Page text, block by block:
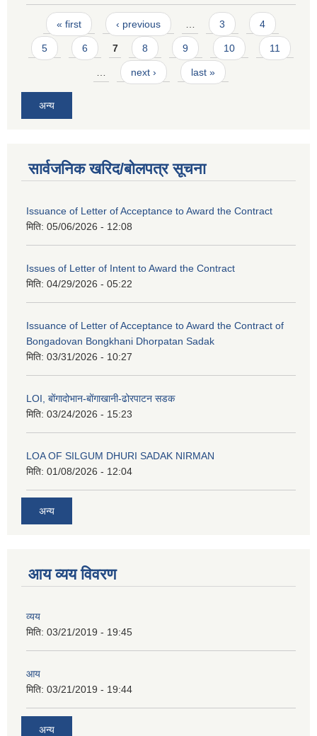
Pages
« first ‹ previous … 3 4
5 6 7 8 9 10 11
… next › last »
अन्य
सार्वजनिक खरिद/बोलपत्र सूचना
Issuance of Letter of Acceptance to Award the Contract
मिति: 05/06/2026 - 12:08
Issues of Letter of Intent to Award the Contract
मिति: 04/29/2026 - 05:22
Issuance of Letter of Acceptance to Award the Contract of
Bongadovan Bongkhani Dhorpatan Sadak
मिति: 03/31/2026 - 10:27
LOI, बोंगादोभान-बोंगाखानी-ढोरपाटन सडक
मिति: 03/24/2026 - 15:23
LOA OF SILGUM DHURI SADAK NIRMAN
मिति: 01/08/2026 - 12:04
अन्य
आय व्यय विवरण
व्यय
मिति: 03/21/2019 - 19:45
आय
मिति: 03/21/2019 - 19:44
अन्य